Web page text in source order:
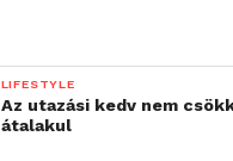
LIFESTYLE
Az utazási kedv nem
átalakul